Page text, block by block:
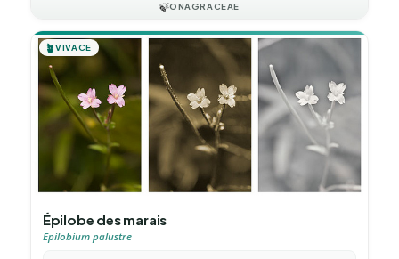
🍃ONAGRACEAE
🪴VIVACE
Épilobe des marais
Epilobium palustre